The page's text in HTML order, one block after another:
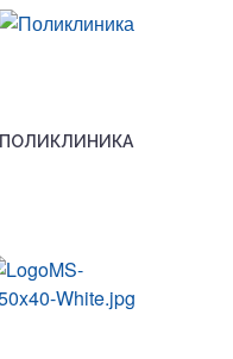
ПОЛИКЛИНИКА